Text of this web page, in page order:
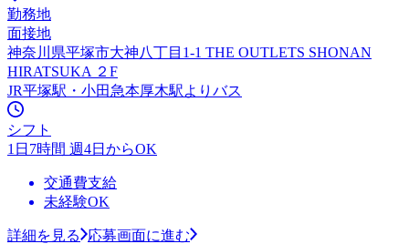
勤務地
面接地
神奈川県平塚市大神八丁目1-1 THE OUTLETS SHONAN
HIRATSUKA ２F
JR平塚駅・小田急本厚木駅よりバス
シフト
1日7時間 週4日からOK
交通費支給
未経験OK
詳細を見る
応募画面に進む